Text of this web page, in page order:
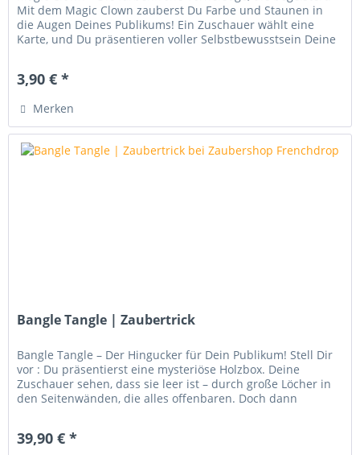
Mit dem Magic Clown zauberst Du Farbe und Staunen in
die Augen Deines Publikums! Ein Zuschauer wählt eine
Karte, und Du präsentieren voller Selbstbewusstsein Deine
3,90 € *
Merken
Bangle Tangle | Zaubertrick
Bangle Tangle – Der Hingucker für Dein Publikum! Stell Dir
vor : Du präsentierst eine mysteriöse Holzbox. Deine
Zuschauer sehen, dass sie leer ist – durch große Löcher in
den Seitenwänden, die alles offenbaren. Doch dann
39,90 € *